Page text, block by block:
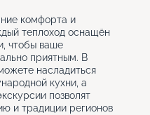
комфорта и
теплоход оснащён
чтобы ваше
приятным. В
насладиться
кухни, а
позволят
и традиции регионов